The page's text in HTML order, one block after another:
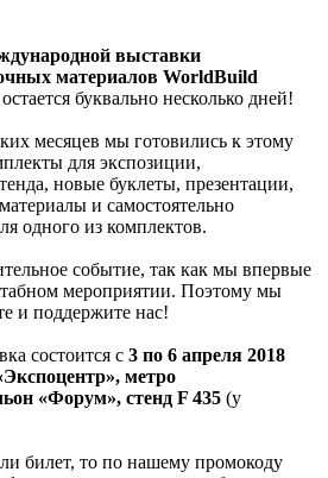
выставки
материалов WorldBuild
остается буквально несколько дней!
месяцев мы готовились к этому
для экспозиции,
новые буклеты, презентации,
и самостоятельно
одного из комплектов.
событие, так как мы впервые
мероприятии. Поэтому мы
и поддержите нас!
состоится с 3 по 6 апреля 2018
метро
«Форум», стенд F 435 (у
билет, то по нашему промокоду